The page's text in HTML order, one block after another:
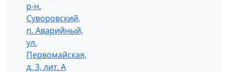
р-н.
Суворовский,
п. Аварийный,
ул.
Первомайская,
д. 3, лит. А